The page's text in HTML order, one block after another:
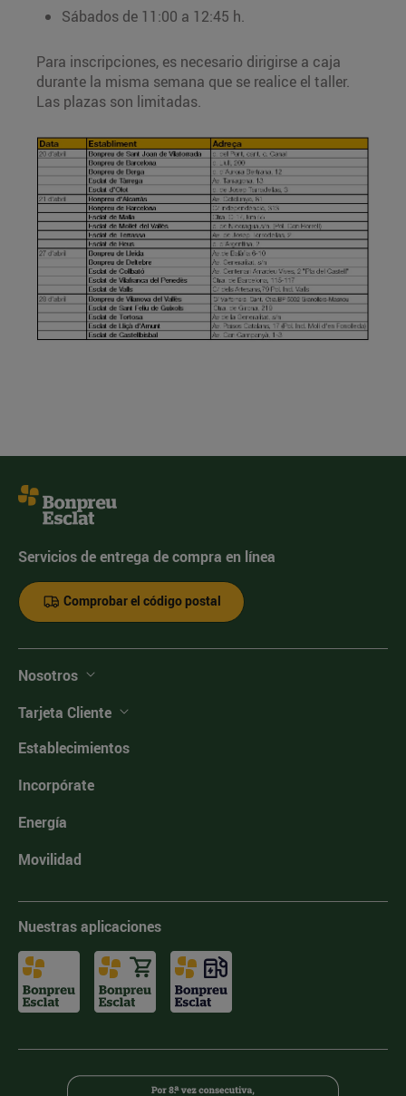
Sábados de 11:00 a 12:45 h.
Para inscripciones, es necesario dirigirse a caja
durante la misma semana que se realice el taller.
Las plazas son limitadas.
Servicios de entrega de compra en línea
Comprobar el código postal
Nosotros
Tarjeta Cliente
Establecimientos
Incorpórate
Energía
Movilidad
Nuestras aplicaciones